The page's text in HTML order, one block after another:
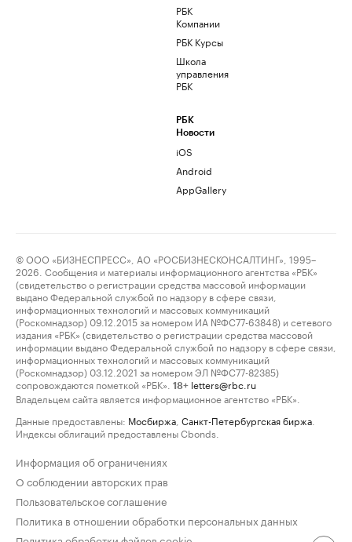
РБК
Компании
РБК Курсы
Школа
управления
РБК
РБК
Новости
iOS
Android
AppGallery
© ООО «БИЗНЕСПРЕСС», АО «РОСБИЗНЕСКОНСАЛТИНГ», 1995–
2026. Сообщения и материалы информационного агентства «РБК»
(свидетельство о регистрации средства массовой информации
выдано Федеральной службой по надзору в сфере связи,
информационных технологий и массовых коммуникаций
(Роскомнадзор) 09.12.2015 за номером ИА №ФС77-63848) и сетевого
издания «РБК» (свидетельство о регистрации средства массовой
информации выдано Федеральной службой по надзору в сфере связи,
информационных технологий и массовых коммуникаций
(Роскомнадзор) 03.12.2021 за номером ЭЛ №ФС77-82385)
сопровождаются пометкой «РБК».
18+ letters@rbc.ru
Владельцем сайта является информационное агентство «РБК».
Данные предоставлены: Мосбиржа Санкт-Петербургская биржа
Индексы облигаций предоставлены Cbonds.
Информация об ограничениях
О соблюдении авторских прав
Пользовательское соглашение
Политика в отношении обработки персональных данных